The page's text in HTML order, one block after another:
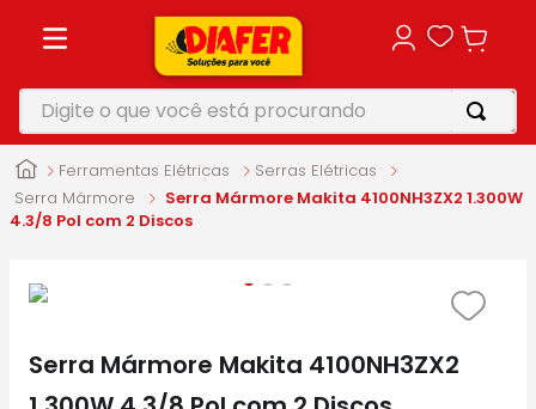
Digite o que você está procurando
Ferramentas Elétricas
Serras Elétricas
Serra Mármore
Serra Mármore Makita 4100NH3ZX2 1.300W
4.3/8 Pol com 2 Discos
Serra Mármore Makita 4100NH3ZX2
1º
motosserra
5º vonixx